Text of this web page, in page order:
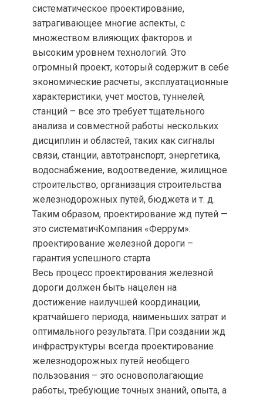
систематическое проектирование,
затрагивающее многие аспекты, с
множеством влияющих факторов и
высоким уровнем технологий. Это
огромный проект, который содержит в себе
экономические расчеты, эксплуатационные
характеристики, учет мостов, туннелей,
станций – все это требует тщательного
анализа и совместной работы нескольких
дисциплин и областей, таких как сигналы
связи, станции, автотранспорт, энергетика,
водоснабжение, водоотведение, жилищное
строительство, организация строительства
железнодорожных путей, бюджета и т. д.
Таким образом, проектирование жд путей —
это систематичКомпания «Феррум»:
проектирование железной дороги –
гарантия успешного старта
Весь процесс проектирования железной
дороги должен быть нацелен на
достижение наилучшей координации,
кратчайшего периода, наименьших затрат и
оптимального результата. При создании жд
инфраструктуры всегда проектирование
железнодорожных путей необщего
пользования – это основополагающие
работы, требующие точных знаний, опыта, а